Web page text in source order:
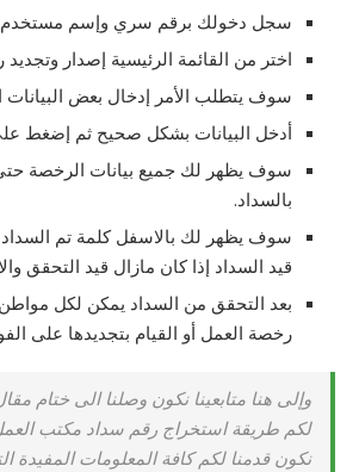
سجل دخولك برقم سري وإسم
اختر من القائمة الرئيسية إصدار
سوف يتطلب الأمر إدخال بعض البيانات
أدخل البيانات بشكل صحيح ثم إضغط
سوف يظهر لك جميع بيانات الرخصة حتى
بالسداد.
سوف يظهر لك بالاسفل كلمة تم السداد
قيد السداد إذا كان مازال قيد التحقق
بعد التحقق من السداد يمكن لكل
رخصة العمل أو القيام بتجديدها على
وإلى هنا متابعينا نكون وصلنا الى ختام
لكم طريقة استخراج رقم سداد مكتب
نكون قدمنا لكم كافة المعلومات المفيدة